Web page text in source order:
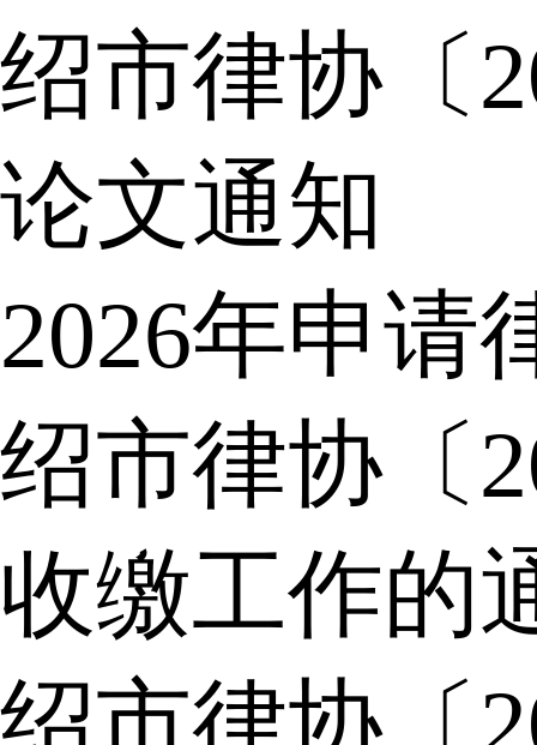
绍市律协〔
论文通知
2026年申请
绍市律协〔
收缴工作的
绍市律协〔